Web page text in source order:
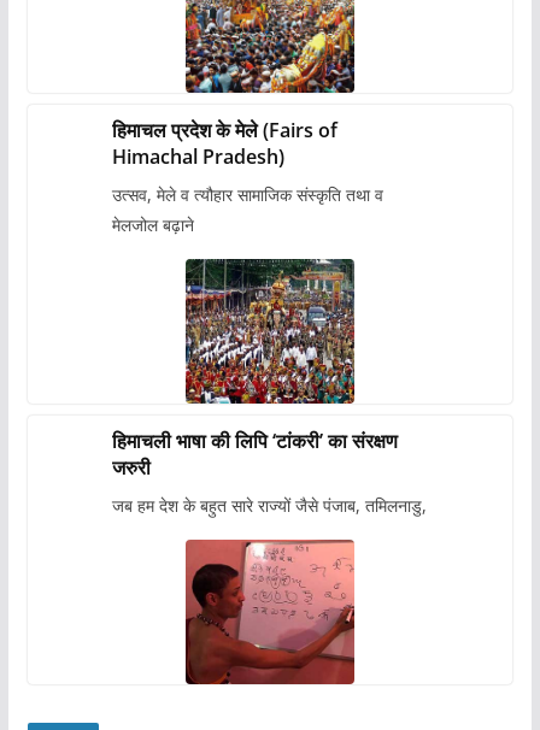
हिमाचल प्रदेश के मेले (Fairs of
Himachal Pradesh)
उत्सव, मेले व त्यौहार सामाजिक संस्कृति तथा व
मेलजोल बढ़ाने
हिमाचली भाषा की लिपि ‘टांकरी’ का संरक्षण
जरुरी
जब हम देश के बहुत सारे राज्यों जैसे पंजाब, तमिलनाडु,